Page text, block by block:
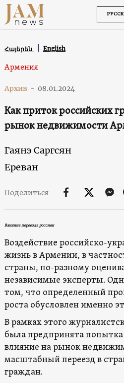
Հայերեն English
Армения
Архив - 08.01.2024
Как приток российских
рынок недвижимости
Гаянэ Саргсян
Ереван
Поделиться
Влияние переезда россиян
Воздействие российско-
жизнь в Армении, в
страны, по-разному
независимые эксперты.
том, что определенный
роста обусловлен именно
В рамках этого
была предпринята
влияние на рынок
масштабный переезд в
граждан.